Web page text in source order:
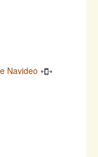
Navideo